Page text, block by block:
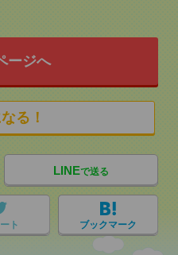
ージへ
る！
LINEで送る
ト ブックマーク